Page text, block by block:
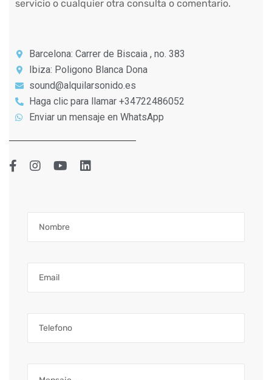
servicio o cualquier otra consulta o comentario.
Barcelona: Carrer de Biscaia , no. 383
Ibiza: Poligono Blanca Dona
sound@alquilarsonido.es
Haga clic para llamar +34722486052
Enviar un mensaje en WhatsApp